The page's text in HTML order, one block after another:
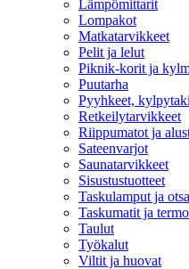
Lämpömittarit
Lompakot
Matkatarvikkeet
Pelit ja lelut
Piknik-korit ja
Puutarha
Pyyhkeet,
Retkeilytarvikkeet
Riippumatot ja
Sateenvarjot
Saunatarvikkeet
Sisustustuotteet
Taskulamput ja
Taskumatit ja
Taulut
Työkalut
Viltit ja huovat